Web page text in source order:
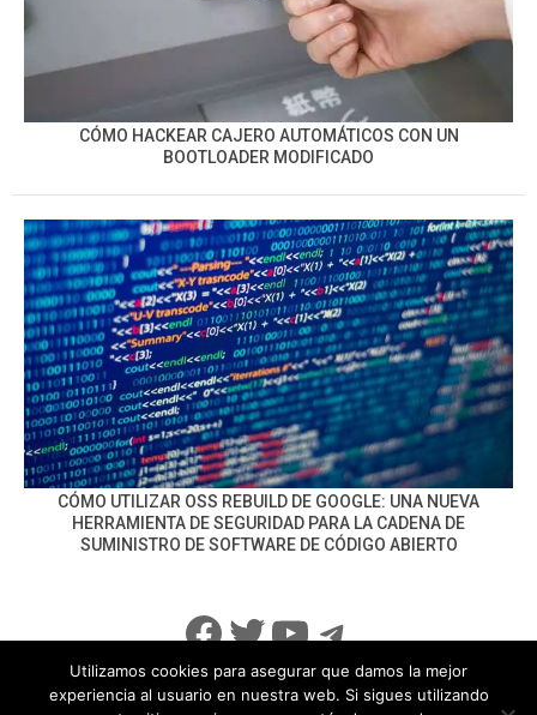
CÓMO HACKEAR CAJERO AUTOMÁTICOS CON UN
BOOTLOADER MODIFICADO
CÓMO UTILIZAR OSS REBUILD DE GOOGLE: UNA NUEVA
HERRAMIENTA DE SEGURIDAD PARA LA CADENA DE
SUMINISTRO DE SOFTWARE DE CÓDIGO ABIERTO
Facebook
Twitter
YouTube
Telegram
Utilizamos cookies para asegurar que damos la mejor
experiencia al usuario en nuestra web. Si sigues utilizando